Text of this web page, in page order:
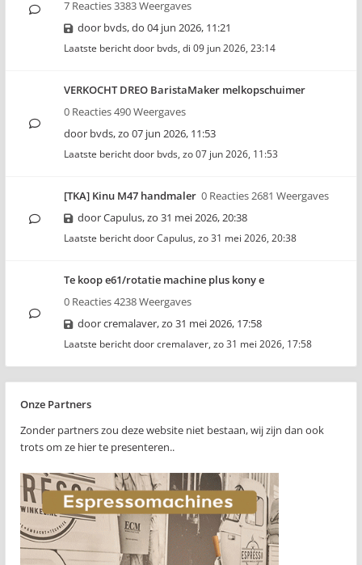
7 Reacties 3383 Weergaves
door bvds,do 04 jun 2026, 11:21
Laatste bericht door bvds, di 09 jun 2026, 23:14
VERKOCHT DREO BaristaMaker melkopschuimer
0 Reacties 490 Weergaves
door bvds,zo 07 jun 2026, 11:53
Laatste bericht door bvds, zo 07 jun 2026, 11:53
[TKA] Kinu M47 handmaler 0 Reacties 2681 Weergaves
doorCapulus,zo 31 mei 2026, 20:38
Laatste bericht doorCapulus, zo 31 mei 2026, 20:38
Te koop e61/rotatie machine plus kony e
0 Reacties 4238 Weergaves
doorcremalaver,zo 31 mei 2026, 17:58
Laatste bericht doorcremalaver, zo 31 mei 2026, 17:58
Onze Partners
Zonder partners zou deze website niet bestaan, wij zijn dan ook
trots om ze hier te presenteren..